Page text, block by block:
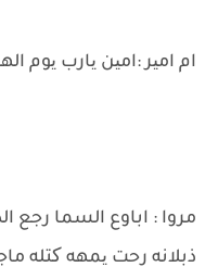
ام امیر :امین یارب یوم
مروا : اباوع السما رجع
ذبلانه رحت یمهه کتله